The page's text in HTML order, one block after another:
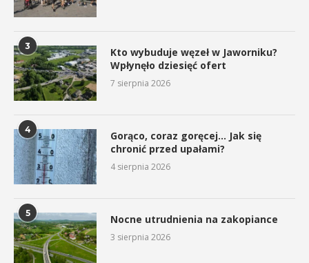
3
Kto wybuduje węzeł w Jaworniku?
Wpłynęło dziesięć ofert
7 sierpnia 2026
4
Gorąco, coraz goręcej… Jak się
chronić przed upałami?
4 sierpnia 2026
5 Nocne utrudnienia na zakopiance
3 sierpnia 2026